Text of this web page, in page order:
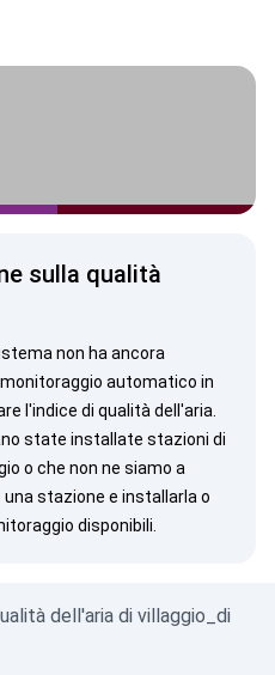
sulla qualità
non ha ancora
automatico in
l'indice di qualità dell'aria.
state installate stazioni di
o che non ne siamo a
stazione e installarla o
disponibili.
dell'aria di villaggio_di